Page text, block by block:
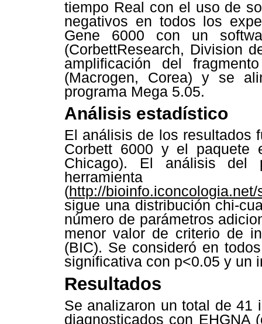
tiempo Real con el uso de
negativos en todos los
Gene 6000 con un
(CorbettResearch, Division
amplificación del
(Macrogen, Corea) y se
programa Mega 5.05.
Análisis estadístico
El análisis de los resultados
Corbett 6000 y el paquete
Chicago). El análisis del
herramienta
(http://
sigue una distribución chi-
número de parámetros
menor valor de criterio de
(BIC). Se consideró en
significativa con p<0.05 y un
Resultados
Se analizaron un total de 41
diagnosticados con EHGNA